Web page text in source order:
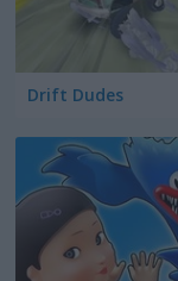
Drift Dudes